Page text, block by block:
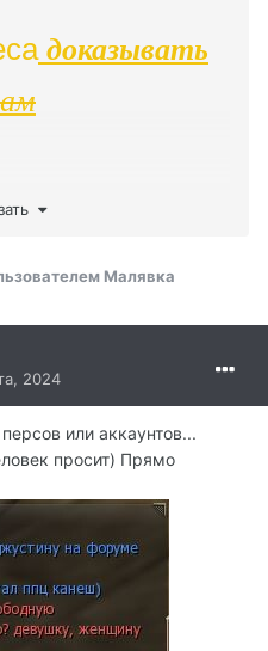
доказывать
Малявка
2024
или аккаунтов...
просит) Прямо